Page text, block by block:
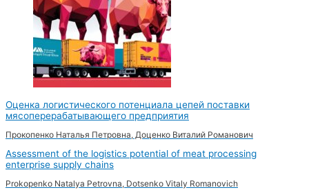
Оценка логистического потенциала цепей поставки
мясоперерабатывающего предприятия
Прокопенко Наталья Петровна, Доценко Виталий Романович
Assessment of the logistics potential of meat processing
enterprise supply chains
Prokopenko Natalya Petrovna, Dotsenko Vitaly Romanovich